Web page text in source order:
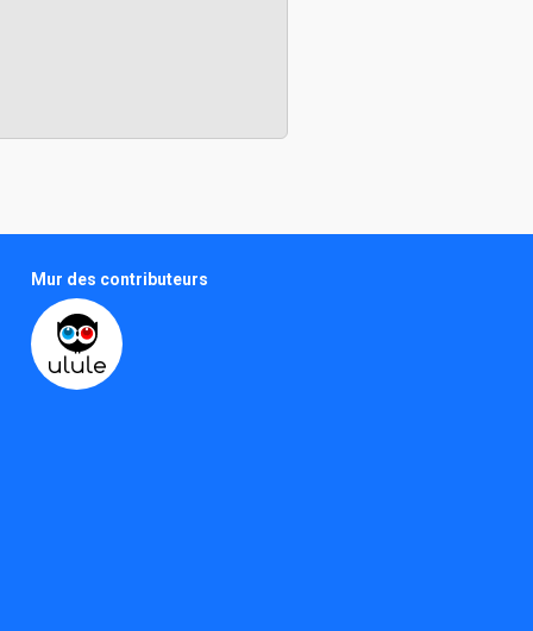
Mur des contributeurs